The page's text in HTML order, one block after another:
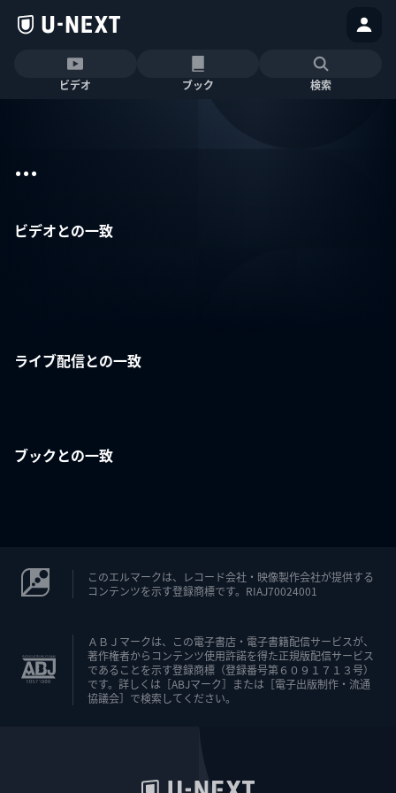
ビデオ ブック 検索
...
ビデオとの一致
ライブ配信との一致
ブックとの一致
このエルマークは、レコード会社・映像製作会社が提供する
コンテンツを示す登録商標です。RIAJ70024001
ＡＢＪマークは、この電子書店・電子書籍配信サービスが、
著作権者からコンテンツ使用許諾を得た正規版配信サービス
であることを示す登録商標（登録番号第６０９１７１３号）
です。詳しくは［ABJマーク］または［電子出版制作・流通
協議会］で検索してください。